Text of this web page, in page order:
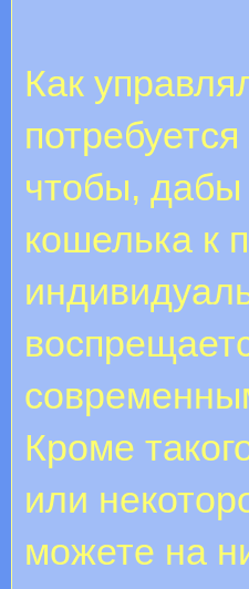
Как
чтобы, дабы
кошелька к
Кроме
или
можете на